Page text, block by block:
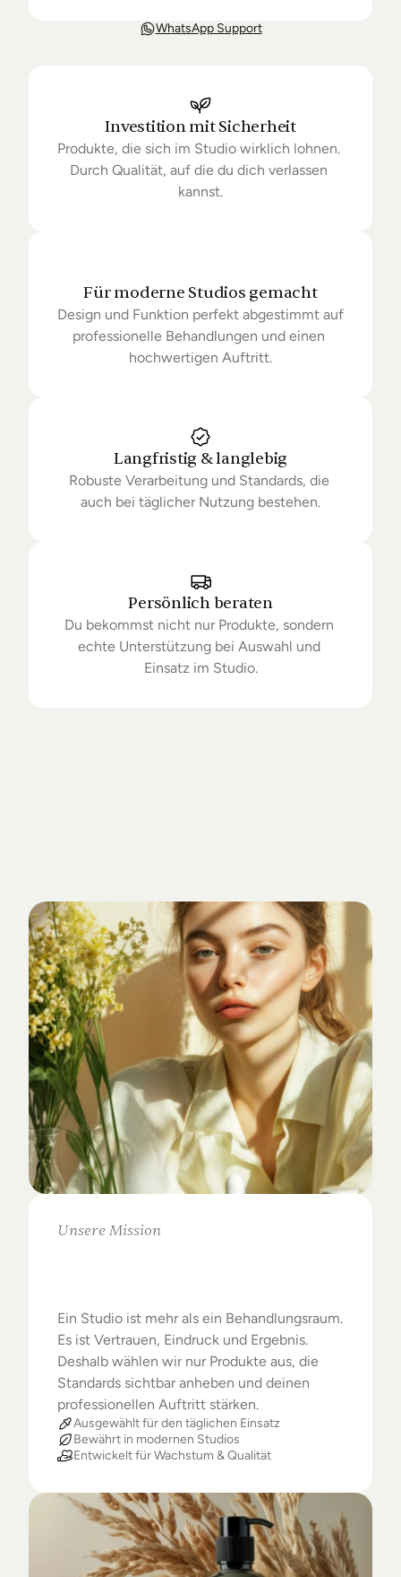
Unsere Lieferung ist in der Regel in 3-8 Tagen bei
Lieferung unter Umständen um einige Tage
verzögern.
WhatsApp Support
Investition mit Sicherheit
Produkte, die sich im Studio wirklich lohnen.
Durch Qualität, auf die du dich verlassen
kannst.
Für moderne Studios gemacht
Design und Funktion perfekt abgestimmt auf
professionelle Behandlungen und einen
hochwertigen Auftritt.
Langfristig & langlebig
Robuste Verarbeitung und Standards, die
auch bei täglicher Nutzung bestehen.
Persönlich beraten
Du bekommst nicht nur Produkte, sondern
echte Unterstützung bei Auswahl und
Einsatz im Studio.
Studio-Alltag.
Unsere Mission
Ein Studio ist mehr als ein Behandlungsraum.
Es ist Vertrauen, Eindruck und Ergebnis.
Deshalb wählen wir nur Produkte aus, die
Standards sichtbar anheben und deinen
professionellen Auftritt stärken.
Ausgewählt für den täglichen Einsatz
Bewährt in modernen Studios
Entwickelt für Wachstum & Qualität